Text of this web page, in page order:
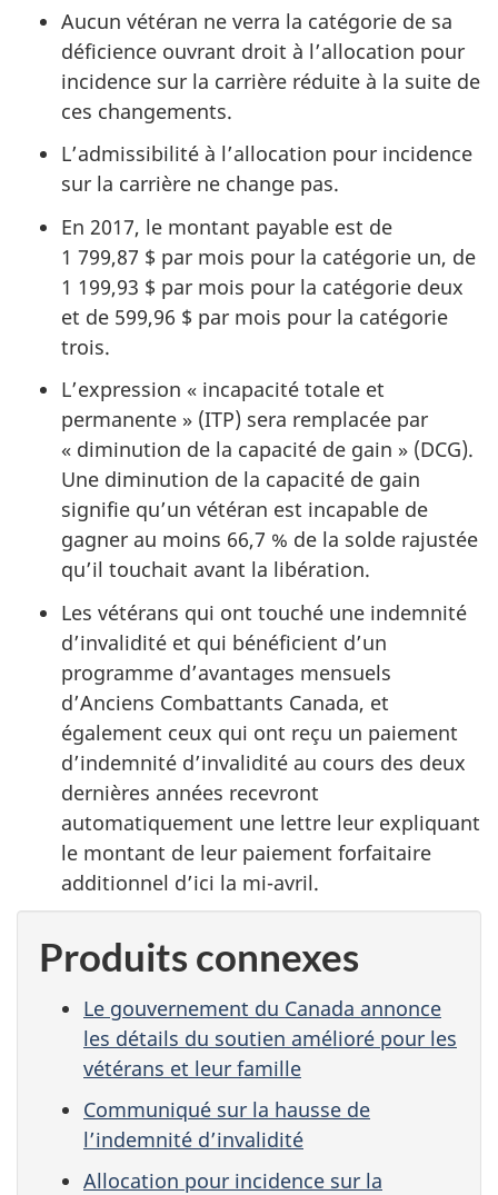
Aucun vétéran ne verra la catégorie de sa
déficience ouvrant droit à l’allocation pour
incidence sur la carrière réduite à la suite de
ces changements.
L’admissibilité à l’allocation pour incidence
sur la carrière ne change pas.
En 2017, le montant payable est de
1 799,87 $ par mois pour la catégorie un, de
1 199,93 $ par mois pour la catégorie deux
et de 599,96 $ par mois pour la catégorie
trois.
L’expression « incapacité totale et
permanente » (ITP) sera remplacée par
« diminution de la capacité de gain » (DCG).
Une diminution de la capacité de gain
signifie qu’un vétéran est incapable de
gagner au moins 66,7 % de la solde rajustée
qu’il touchait avant la libération.
Les vétérans qui ont touché une indemnité
d’invalidité et qui bénéficient d’un
programme d’avantages mensuels
d’Anciens Combattants Canada, et
également ceux qui ont reçu un paiement
d’indemnité d’invalidité au cours des deux
dernières années recevront
automatiquement une lettre leur expliquant
le montant de leur paiement forfaitaire
additionnel d’ici la mi-avril.
Produits connexes
Le gouvernement du Canada annonce
les détails du soutien amélioré pour les
vétérans et leur famille
Communiqué sur la hausse de
l’indemnité d’invalidité
Allocation pour incidence sur la